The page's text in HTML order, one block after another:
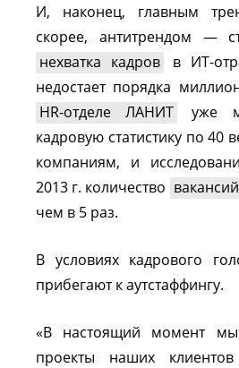
И, наконец, главным
скорее, антитрендом —
нехватка кадров
в ИТ-
недостает порядка
HR-отделе ЛАНИТ
уже
кадровую статистику по 40
компаниям, и
2013 г. количество вакансий
чем в 5 раз.
В условиях кадрового
прибегают к аутстаффингу.
«В настоящий момент
проекты наших